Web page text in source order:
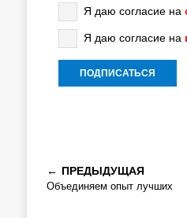
Я даю согласие на
Я даю согласие на
ПРЕДЫДУЩАЯ
Объединяем опыт лучших